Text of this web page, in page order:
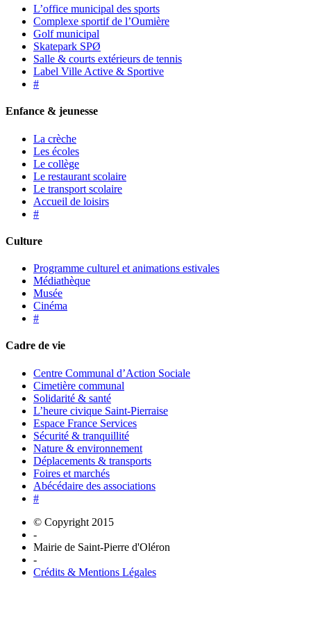
L’office municipal des sports
Complexe sportif de l’Oumière
Golf municipal
Skatepark SPØ
Salle & courts extérieurs de tennis
Label Ville Active & Sportive
#
Enfance & jeunesse
La crèche
Les écoles
Le collège
Le restaurant scolaire
Le transport scolaire
Accueil de loisirs
#
Culture
Programme culturel et animations estivales
Médiathèque
Musée
Cinéma
#
Cadre de vie
Centre Communal d’Action Sociale
Cimetière communal
Solidarité & santé
L’heure civique Saint-Pierraise
Espace France Services
Sécurité & tranquillité
Nature & environnement
Déplacements & transports
Foires et marchés
Abécédaire des associations
#
© Copyright 2015
-
Mairie de Saint-Pierre d'Oléron
-
Crédits & Mentions Légales